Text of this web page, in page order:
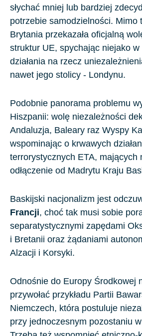
słychać mniej lub bardziej
potrzebie samodzielności. Mimo
Brytania przekazała oficjalną
struktur UE, spychając niejako
działania na rzecz
nawet jego stolicy - Londynu.
Podobnie panorama problemu
Hiszpanii: wolę niezależności
Andaluzja, Baleary raz Wyspy
wspominając o krwawych
terrorystycznych ETA, mających
odłączenie od Madrytu Kraju
Baskijski nacjonalizm jest
Francji, choć tak musi sobie
separatystycznymi zapędami
i Bretanii oraz żądaniami
Alzacji i Korsyki.
Odnośnie do Europy Środkowej
przywołać przykładu Partii
Niemczech, która postuluje
przy jednoczesnym pozostaniu